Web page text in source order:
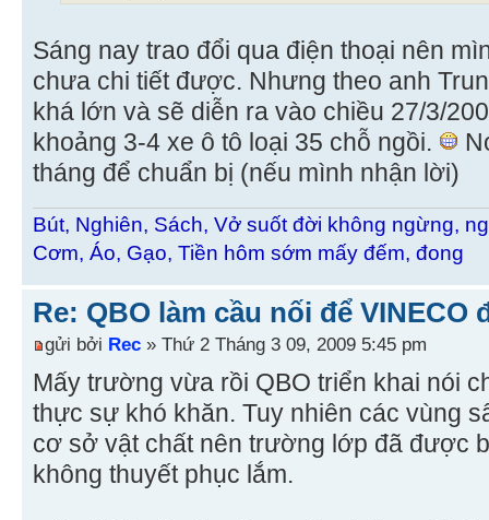
Sáng nay trao đổi qua điện thoại nên
chưa chi tiết được. Nhưng theo anh
khá lớn và sẽ diễn ra vào chiều 27/3/
khoảng 3-4 xe ô tô loại 35 chỗ ngồi.
tháng để chuẩn bị (nếu mình nhận lời)
Bút, Nghiên, Sách, Vở suốt đời không ngừng,
Cơm, Áo, Gạo, Tiền hôm sớm mấy đếm, đong
Re: QBO làm cầu nối để VINECO
gửi bởi Rec » Thứ 2 Tháng 3 09, 2009 5:45 pm
Mấy trường vừa rồi QBO triển khai nói
thực sự khó khăn. Tuy nhiên các vùng
cơ sở vật chất nên trường lớp đã được
không thuyết phục lắm.